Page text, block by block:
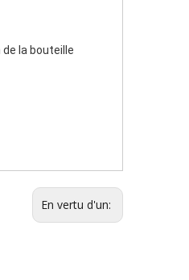
la bouteille
En vertu d'un: